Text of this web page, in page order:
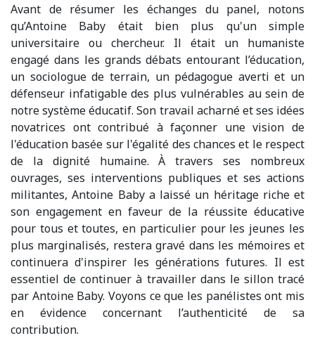
Avant de résumer les échanges du panel, notons
qu’Antoine Baby était bien plus qu'un simple
universitaire ou chercheur. Il était un humaniste
engagé dans les grands débats entourant l’éducation,
un sociologue de terrain, un pédagogue averti et un
défenseur infatigable des plus vulnérables au sein de
notre système éducatif. Son travail acharné et ses idées
novatrices ont contribué à façonner une vision de
l'éducation basée sur l'égalité des chances et le respect
de la dignité humaine. À travers ses nombreux
ouvrages, ses interventions publiques et ses actions
militantes, Antoine Baby a laissé un héritage riche et
son engagement en faveur de la réussite éducative
pour tous et toutes, en particulier pour les jeunes les
plus marginalisés, restera gravé dans les mémoires et
continuera d'inspirer les générations futures. Il est
essentiel de continuer à travailler dans le sillon tracé
par Antoine Baby. Voyons ce que les panélistes ont mis
en évidence concernant l’authenticité de sa
contribution.